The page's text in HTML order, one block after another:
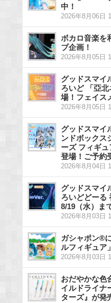
中！
2026年8月06日
ボカロ音楽を
ブ企画！
2026年8月05日
グッドスマイ
ろいど 「亞
場！フェイス
2026年8月05日
グッドスマイ
ンドボックス
ーズ フィギ
登場！ご予約
2026年8月04日
グッドスマイ
ろいどどーる
8/19（水）ま
2026年8月03日
ガシャポン®
ルフィギュア
2026年8月03日
おだやかな色
イルドライナ
ターズ』が発